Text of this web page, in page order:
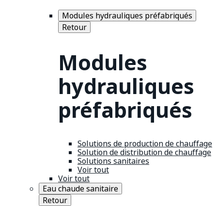
Modules hydrauliques préfabriqués
Retour
Modules
hydrauliques
préfabriqués
Solutions de production de chauffage
Solution de distribution de chauffage
Solutions sanitaires
Voir tout
Voir tout
Eau chaude sanitaire
Retour